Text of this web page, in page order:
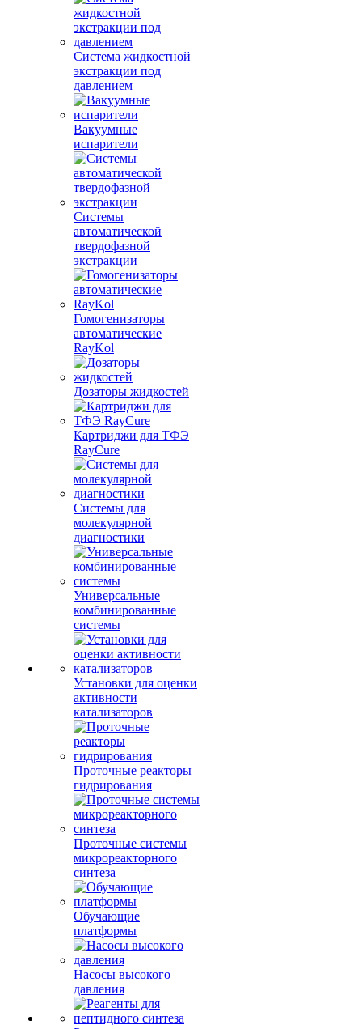
Система жидкостной
экстракции под
давлением
Вакуумные
испарители
Системы
автоматической
твердофазной
экстракции
Гомогенизаторы
автоматические
RayKol
Дозаторы жидкостей
Картриджи для ТФЭ
RayCure
Системы для
молекулярной
диагностики
Универсальные
комбинированные
системы
Установки для оценки
активности
катализаторов
Проточные реакторы
гидрирования
Проточные системы
микрореакторного
синтеза
Обучающие
платформы
Насосы высокого
давления